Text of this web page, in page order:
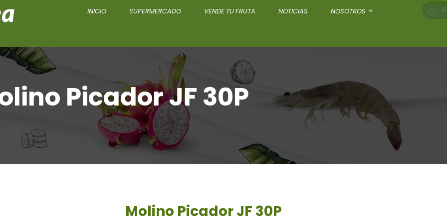
INICIO SUPERMERCADO VENDE TU FRUTA NOTICIAS NOSOTROS
Picador JF 30P
Molino Picador JF 30P